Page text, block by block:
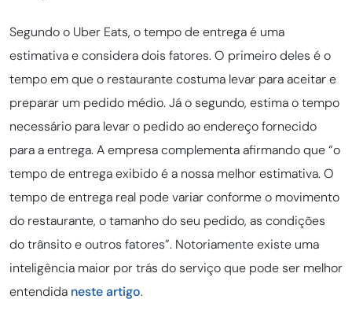
Segundo o Uber Eats, o tempo de entrega é uma
estimativa e considera dois fatores. O primeiro deles é o
tempo em que o restaurante costuma levar para aceitar e
preparar um pedido médio. Já o segundo, estima o tempo
necessário para levar o pedido ao endereço fornecido
para a entrega. A empresa complementa afirmando que “o
tempo de entrega exibido é a nossa melhor estimativa. O
tempo de entrega real pode variar conforme o movimento
do restaurante, o tamanho do seu pedido, as condições
do trânsito e outros fatores”. Notoriamente existe uma
inteligência maior por trás do serviço que pode ser melhor
entendida neste artigo.